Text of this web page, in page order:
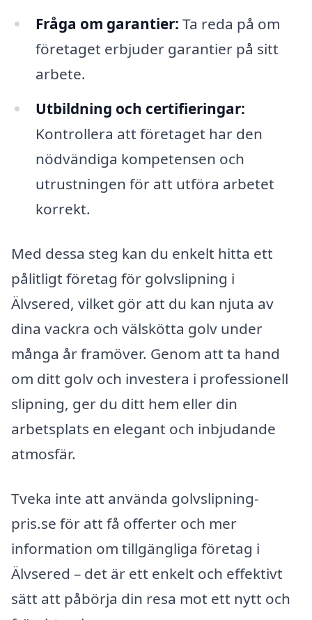
Fråga om garantier: Ta reda på om
företaget erbjuder garantier på sitt
arbete.
Utbildning och certifieringar:
Kontrollera att företaget har den
nödvändiga kompetensen och
utrustningen för att utföra arbetet
korrekt.
Med dessa steg kan du enkelt hitta ett
pålitligt företag för golvslipning i
Älvsered, vilket gör att du kan njuta av
dina vackra och välskötta golv under
många år framöver. Genom att ta hand
om ditt golv och investera i professionell
slipning, ger du ditt hem eller din
arbetsplats en elegant och inbjudande
atmosfär.
Tveka inte att använda golvslipning-
pris.se för att få offerter och mer
information om tillgängliga företag i
Älvsered – det är ett enkelt och effektivt
sätt att påbörja din resa mot ett nytt och